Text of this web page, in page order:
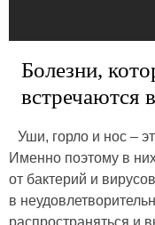
Болезни,
встречаются
Уши, горло и нос –
Именно поэтому в
от бактерий и
в
распространяться и